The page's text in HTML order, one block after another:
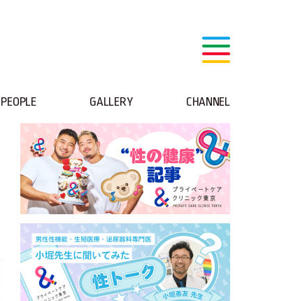
PEOPLE GALLERY CHANNEL